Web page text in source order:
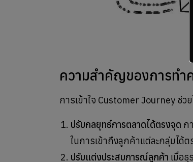
ความสำคัญของการทำ
การเข้าใจ Customer Journey ช่ว
ปรับกลยุทธ์การตลาดได้ตรงจุด ก
ในการเข้าถึงลูกค้าแต่ละกลุ่มได้ต
ปรับแต่งประสบการณ์ลูกค้า เมื่อ